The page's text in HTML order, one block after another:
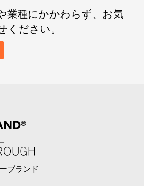
業種にかかわらず、お気
ください。
ブランド